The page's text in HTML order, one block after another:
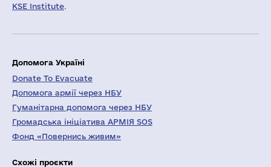
KSE Institute.
Допомога Україні
Donate To Evacuate
Допомога армії через НБУ
Гуманітарна допомога через НБУ
Громадська ініціатива АРМІЯ SOS
Фонд «Повернись живим»
Схожі проєкти